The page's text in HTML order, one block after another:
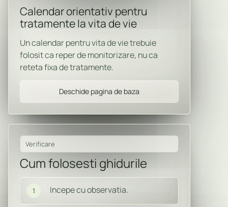
Calendar orientativ pentru
tratamente la vita de vie
Un calendar pentru vita de vie trebuie
folosit ca reper de monitorizare, nu ca
reteta fixa de tratamente.
Deschide pagina de baza
Verificare
Cum folosesti ghidurile
1 Incepe cu observatia.